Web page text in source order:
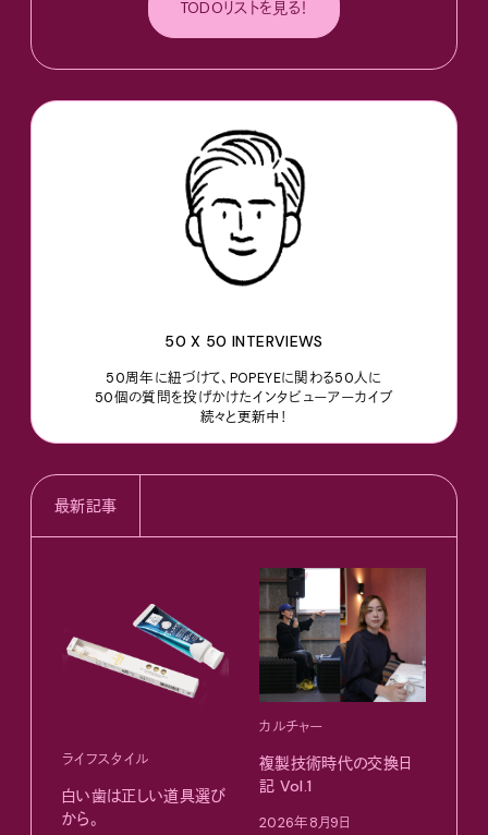
TODOリストを見る！
50 X 50 INTERVIEWS
50周年に紐づけて、POPEYEに関わる50人に
50個の質問を投げかけたインタビューアーカイブ
続々と更新中！
最新記事
ライフスタイル
白い歯は正しい道具選び
から。
カルチャー
複製技術時代の交換日
記 Vol.1
2026年8月9日